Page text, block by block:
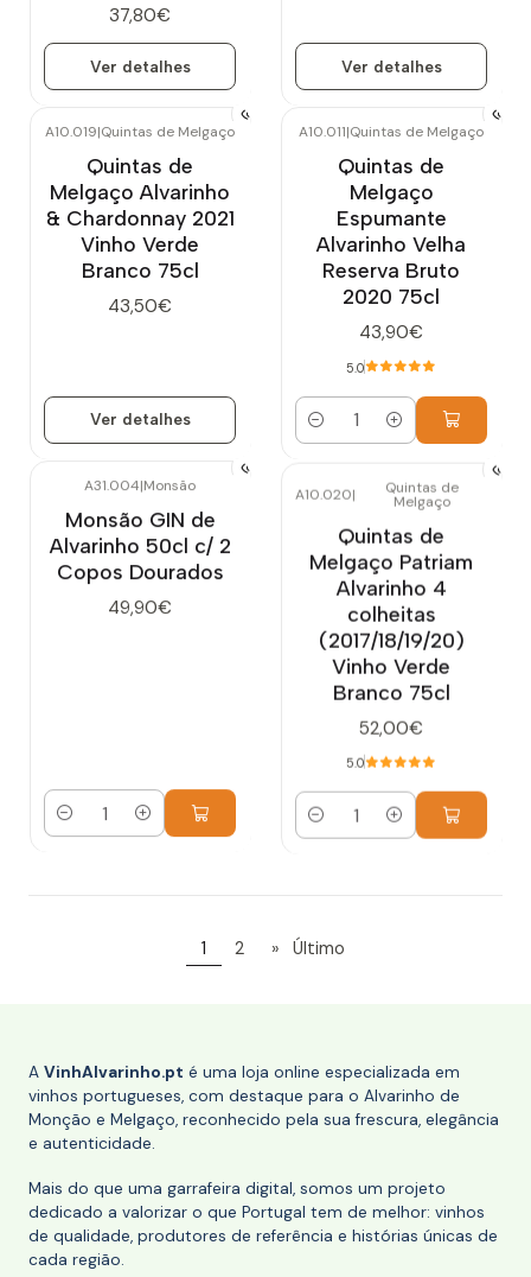
37,80€
Ver detalhes Ver detalhes
A10.019|Quintas de Melgaço
Quintas de
Melgaço Alvarinho
& Chardonnay 2021
Vinho Verde
Branco 75cl
43,50€
Ver detalhes
A10.011|Quintas de Melgaço
Quintas de
Melgaço
Espumante
Alvarinho Velha
Reserva Bruto
2020 75cl
43,90€
5.0
Quantidade
A31.004|Monsão
Monsão GIN de
Alvarinho 50cl c/ 2
Copos Dourados
49,90€
Quantidade
A10.020| Quintas de
Melgaço
Quintas de
Melgaço Patriam
Alvarinho 4
colheitas
(2017/18/19/20)
Vinho Verde
Branco 75cl
52,00€
5.0
Quantidade
1 2 » Último
A VinhAlvarinho.pt é uma loja online especializada em
vinhos portugueses, com destaque para o Alvarinho de
Monção e Melgaço, reconhecido pela sua frescura, elegância
e autenticidade.
Mais do que uma garrafeira digital, somos um projeto
dedicado a valorizar o que Portugal tem de melhor: vinhos
de qualidade, produtores de referência e histórias únicas de
cada região.